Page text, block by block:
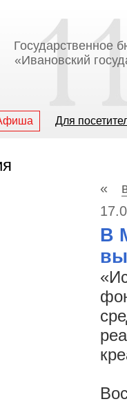
Государственное
«Ивановский
Для
«
В